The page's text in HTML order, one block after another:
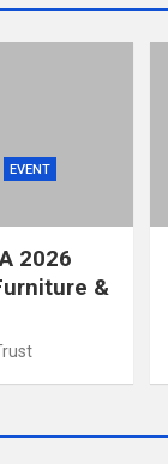
EVENT
2026
&